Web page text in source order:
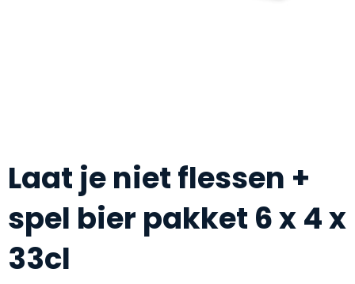
Laat je niet flessen +
spel bier pakket 6 x 4 x
33cl